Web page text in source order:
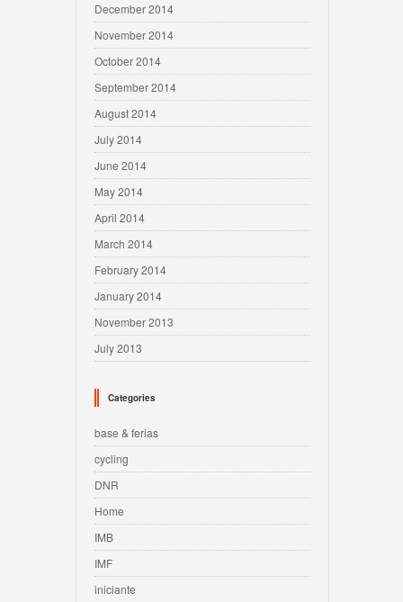
December 2014
November 2014
October 2014
September 2014
August 2014
July 2014
June 2014
May 2014
April 2014
March 2014
February 2014
January 2014
November 2013
July 2013
Categories
base & ferias
cycling
DNR
Home
IMB
IMF
iniciante